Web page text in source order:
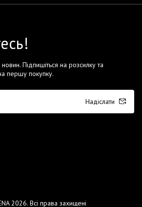
новин. Підпишіться на розсилку та
першу покупку.
Надіслати
2026. Всі права захищені